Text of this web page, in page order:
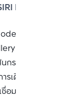
PUBLIC
residence
ราฟิกให้เกิดมิติ
เดินทาง เพียง
อมต่อสู่ถนนสาย